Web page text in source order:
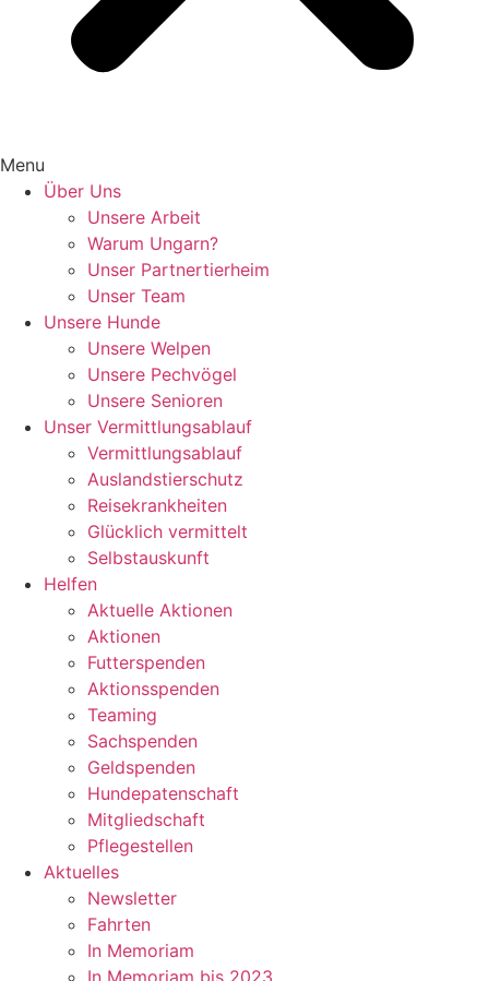
Menu
Über Uns
Unsere Arbeit
Warum Ungarn?
Unser Partnertierheim
Unser Team
Unsere Hunde
Unsere Welpen
Unsere Pechvögel
Unsere Senioren
Unser Vermittlungsablauf
Vermittlungsablauf
Auslandstierschutz
Reisekrankheiten
Glücklich vermittelt
Selbstauskunft
Helfen
Aktuelle Aktionen
Aktionen
Futterspenden
Aktionsspenden
Teaming
Sachspenden
Geldspenden
Hundepatenschaft
Mitgliedschaft
Pflegestellen
Aktuelles
Newsletter
Fahrten
In Memoriam